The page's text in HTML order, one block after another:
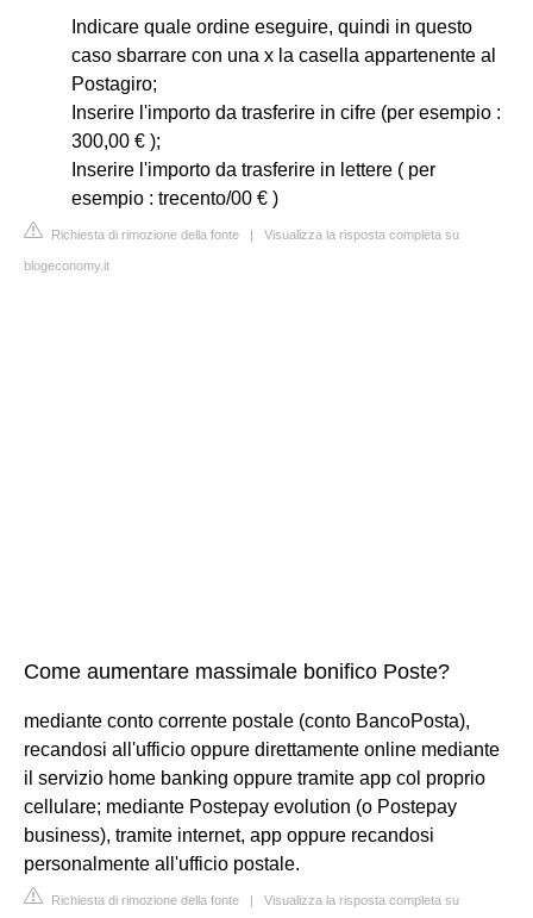
Indicare quale ordine eseguire, quindi in questo
caso sbarrare con una x la casella appartenente al
Postagiro;
Inserire l'importo da trasferire in cifre (per esempio :
300,00 € );
Inserire l'importo da trasferire in lettere ( per
esempio : trecento/00 € )
Richiesta di rimozione della fonte | Visualizza la risposta completa su
blogeconomy.it
Come aumentare massimale bonifico Poste?
mediante conto corrente postale (conto BancoPosta),
recandosi all'ufficio oppure direttamente online mediante
il servizio home banking oppure tramite app col proprio
cellulare; mediante Postepay evolution (o Postepay
business), tramite internet, app oppure recandosi
personalmente all'ufficio postale.
Richiesta di rimozione della fonte | Visualizza la risposta completa su